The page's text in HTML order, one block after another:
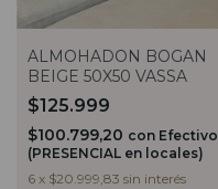
ALMOHADON BOGAN
BEIGE 50X50 VASSA
$125.999
$100.799,20 con Efectivo
(PRESENCIAL en locales)
6 x $20.999,83 sin interés